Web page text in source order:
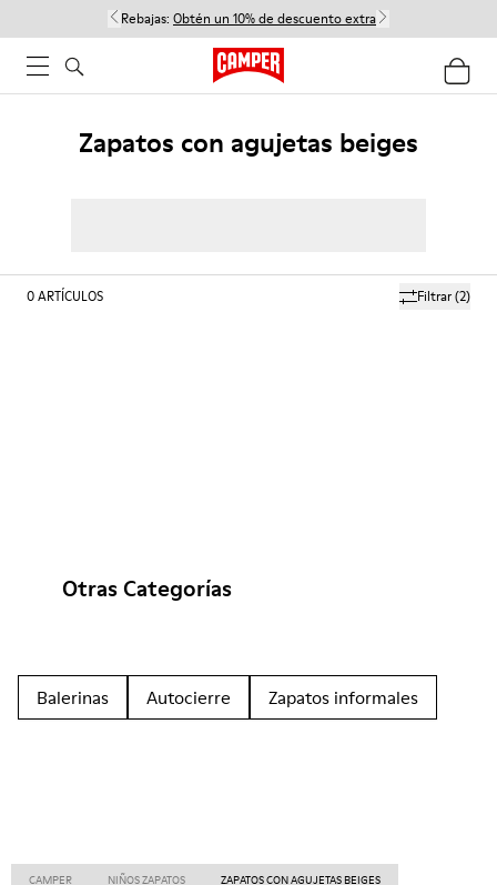
Rebajas: Obtén un 10% de descuento extra
Zapatos con agujetas beiges
Filtrar(2)
0ARTÍCULOS
Otras Categorías
Balerinas Autocierre Zapatos informales
CAMPER NIÑOS ZAPATOS ZAPATOS CON AGUJETAS BEIGES